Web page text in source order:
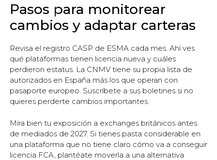
Pasos para monitorear
cambios y adaptar carteras
Revisa el registro CASP de ESMA cada mes. Ahí ves
qué plataformas tienen licencia nueva y cuáles
perdieron estatus. La CNMV tiene su propia lista de
autorizados en España más los que operan con
pasaporte europeo. Suscríbete a sus boletines si no
quieres perderte cambios importantes.
Mira bien tu exposición a exchanges británicos antes
de mediados de 2027. Si tienes pasta considerable en
una plataforma que no tiene claro cómo va a conseguir
licencia FCA, plantéate moverla a una alternativa